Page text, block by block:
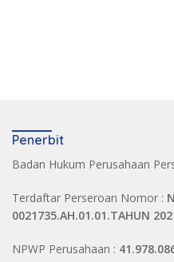
Penerbit
Badan Hukum Perusahaan
Terdaftar Perseroan Nomor :
0021735.AH.01.01.TAHUN
NPWP Perusahaan :